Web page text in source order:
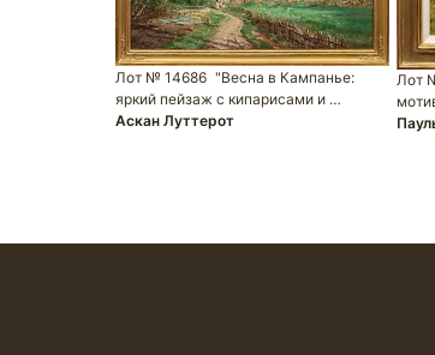
Лот № 14686 "Весна в Кампанье:
яркий пейзаж с кипарисами и …
Аскан Луттерот
Лот